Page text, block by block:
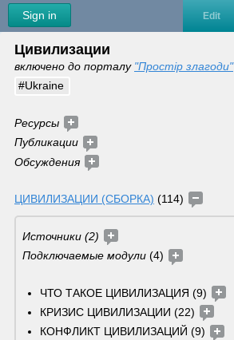
Sign in Edit
Цивилизации
включено до порталу "Простір злагоди"
#Ukraine
Ресурсы
Публикации
Обсуждения
ЦИВИЛИЗАЦИИ (СБОРКА) (114)
Источники (2)
Подключаемые модули (4)
ЧТО ТАКОЕ ЦИВИЛИЗАЦИЯ (9)
КРИЗИС ЦИВИЛИЗАЦИИ (22)
КОНФЛИКТ ЦИВИЛИЗАЦИЙ (9)